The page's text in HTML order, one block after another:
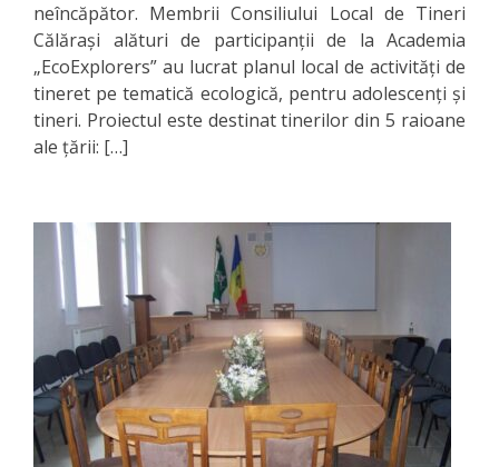
CISC
Organigrama
Regulament
local
Secretarul
Consiliului
Consilieri
Comisii
neîncăpător. Membrii Consiliului Local de Tineri
Călărași alături de participanții de la Academia
„EcoExplorers” au lucrat planul local de activități de
tineret pe tematică ecologică, pentru adolescenți și
tineri. Proiectul este destinat tinerilor din 5 raioane
ale țării: […]